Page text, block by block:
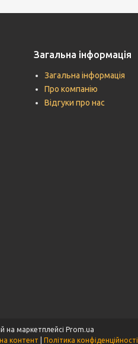
Загальна інформація
Загальна інформація
Про компанію
Відгуки про нас
на маркетплейсі Prom.ua
контент Політика конфіденційності